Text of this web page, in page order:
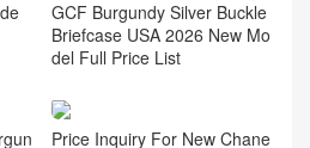
Chanel 女包正品 Mini 24C
黑色手柄品牌的購買力怎麽
樣？